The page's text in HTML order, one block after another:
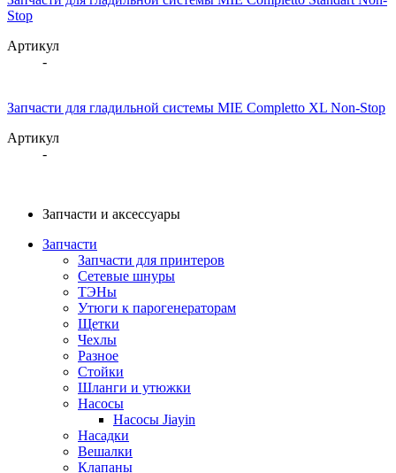
Stop
Артикул
-
Запчасти для гладильной системы MIE Completto XL Non-Stop
Артикул
-
Запчасти и аксессуары
Запчасти
Запчасти для принтеров
Сетевые шнуры
ТЭНы
Утюги к парогенераторам
Щетки
Чехлы
Разное
Стойки
Шланги и утюжки
Насосы
Насосы Jiayin
Насадки
Вешалки
Клапаны